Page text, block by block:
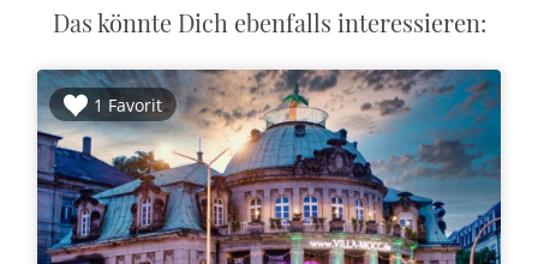
Das könnte Dich ebenfalls interessieren:
1 Favorit